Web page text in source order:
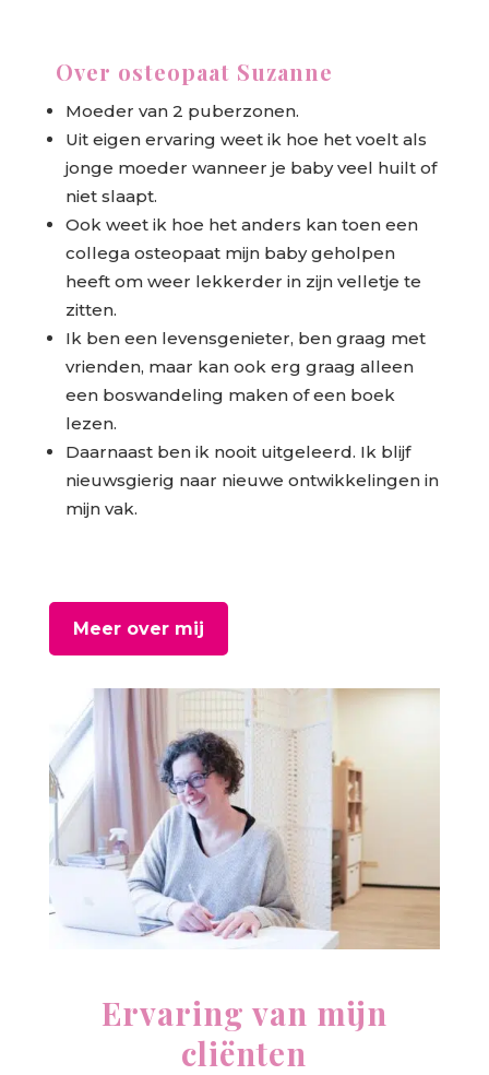
Over osteopaat Suzanne
Moeder van 2 puberzonen.
Uit eigen ervaring weet ik hoe het voelt als
jonge moeder wanneer je baby veel huilt of
niet slaapt.
Ook weet ik hoe het anders kan toen een
collega osteopaat mijn baby geholpen
heeft om weer lekkerder in zijn velletje te
zitten.
Ik ben een levensgenieter, ben graag met
vrienden, maar kan ook erg graag alleen
een boswandeling maken of een boek
lezen.
Daarnaast ben ik nooit uitgeleerd. Ik blijf
nieuwsgierig naar nieuwe ontwikkelingen in
mijn vak.
Meer over mij
Ervaring van mijn
cliënten